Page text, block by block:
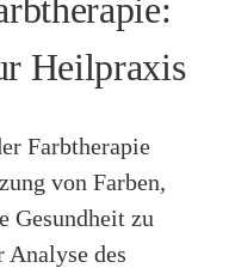
Heilpraxis
Farbtherapie
von Farben,
Gesundheit zu
des